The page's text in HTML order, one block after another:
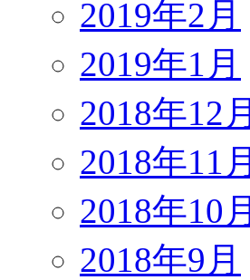
2019年2月
2019年1月
2018年12月
2018年11月
2018年10月
2018年9月